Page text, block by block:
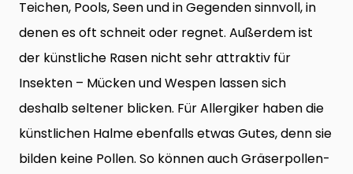
Teichen, Pools, Seen und in Gegenden sinnvoll, in
denen es oft schneit oder regnet. Außerdem ist
der künstliche Rasen nicht sehr attraktiv für
Insekten – Mücken und Wespen lassen sich
deshalb seltener blicken. Für Allergiker haben die
künstlichen Halme ebenfalls etwas Gutes, denn sie
bilden keine Pollen. So können auch Gräserpollen-